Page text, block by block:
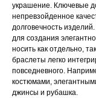
украшение. Ключевые
непревзойденное
долговечность
для создания
носить как отдельно,
браслеты легко
повседневного.
костюмами,
джинсы и рубашка.